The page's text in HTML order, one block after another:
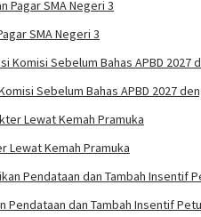
SMA Negeri 3
Sebelum Bahas APBD 2027
Lewat Kemah Pramuka
Pendataan dan Tambah Insentif